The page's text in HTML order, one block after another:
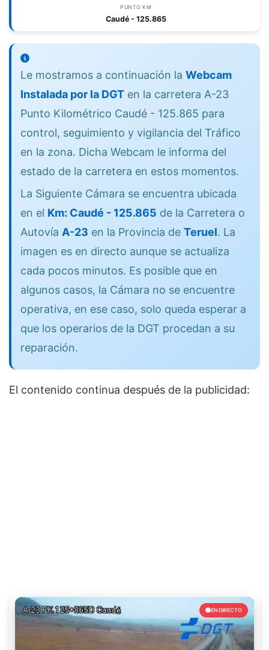
PUNTO KM
Caudé - 125.865
Le mostramos a continuación la Webcam
Instalada por la DGT en la carretera A-23
Punto Kilométrico Caudé - 125.865 para
control, seguimiento y vigilancia del Tráfico
en la zona. Dicha Webcam le informa del
estado de la carretera en estos momentos.
La Siguiente Cámara se encuentra ubicada
en el Km: Caudé - 125.865 de la Carretera o
Autovía A-23 en la Provincia de Teruel. La
imagen es en directo aunque se actualiza
cada pocos minutos. Es posible que en
algunos casos, la Cámara no se encuentre
operativa, en ese caso, solo queda esperar a
que los operarios de la DGT procedan a su
reparación.
El contenido continua después de la publicidad:
EN DIRECTO